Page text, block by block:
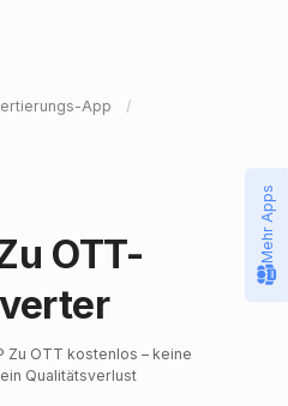
App
OTT-
Zu OTT kostenlos – keine
Qualitätsverlust
Mehr Apps